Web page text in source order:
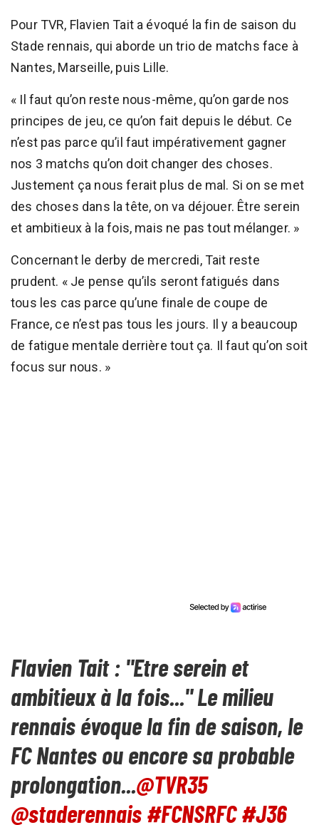
Pour TVR, Flavien Tait a évoqué la fin de saison du
Stade rennais, qui aborde un trio de matchs face à
Nantes, Marseille, puis Lille.
« Il faut qu’on reste nous-même, qu’on garde nos
principes de jeu, ce qu’on fait depuis le début. Ce
n’est pas parce qu’il faut impérativement gagner
nos 3 matchs qu’on doit changer des choses.
Justement ça nous ferait plus de mal. Si on se met
des choses dans la tête, on va déjouer. Être serein
et ambitieux à la fois, mais ne pas tout mélanger. »
Concernant le derby de mercredi, Tait reste
prudent. « Je pense qu’ils seront fatigués dans
tous les cas parce qu’une finale de coupe de
France, ce n’est pas tous les jours. Il y a beaucoup
de fatigue mentale derrière tout ça. Il faut qu’on soit
focus sur nous. »
Flavien Tait : "Etre serein et
ambitieux à la fois..." Le milieu
rennais évoque la fin de saison, le
FC Nantes ou encore sa probable
prolongation...@TVR35
@staderennais#FCNSRFC#J36